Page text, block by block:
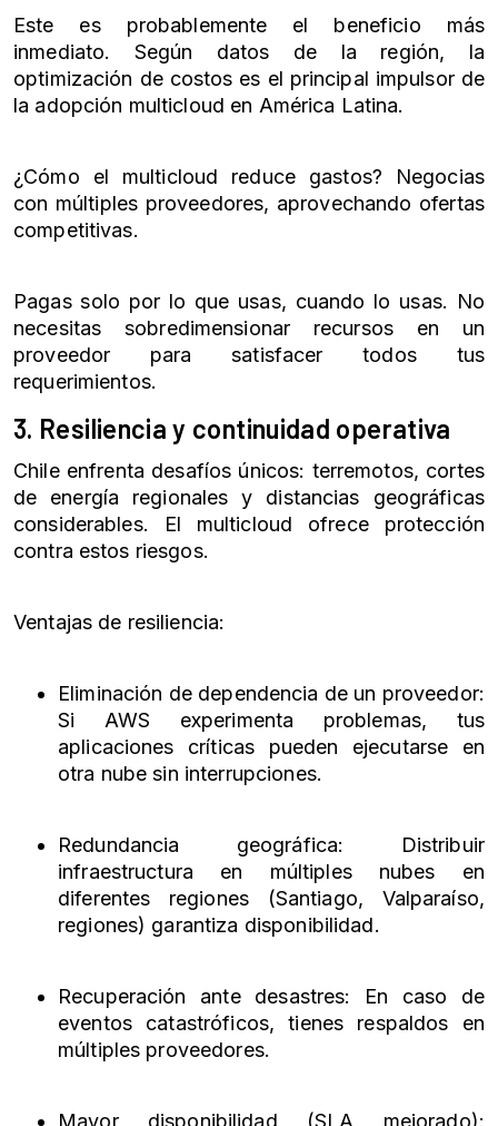
Este es probablemente el beneficio más
inmediato. Según datos de la región, la
optimización de costos es el principal impulsor de
la adopción multicloud en América Latina.
¿Cómo el multicloud reduce gastos? Negocias
con múltiples proveedores, aprovechando ofertas
competitivas.
Pagas solo por lo que usas, cuando lo usas. No
necesitas sobredimensionar recursos en un
proveedor para satisfacer todos tus
requerimientos.
3. Resiliencia y continuidad operativa
Chile enfrenta desafíos únicos: terremotos, cortes
de energía regionales y distancias geográficas
considerables. El multicloud ofrece protección
contra estos riesgos.
Ventajas de resiliencia:
Eliminación de dependencia de un proveedor:
Si AWS experimenta problemas, tus
aplicaciones críticas pueden ejecutarse en
otra nube sin interrupciones.
Redundancia geográfica: Distribuir
infraestructura en múltiples nubes en
diferentes regiones (Santiago, Valparaíso,
regiones) garantiza disponibilidad.
Recuperación ante desastres: En caso de
eventos catastróficos, tienes respaldos en
múltiples proveedores.
Mayor disponibilidad (SLA mejorado):